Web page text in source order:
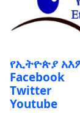
የኢትዮጵያ
Facebook
Twitter
Youtube